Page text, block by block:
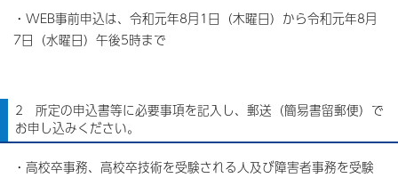
・WEB事前申込は、令和元年8月1日（木曜日）から令和元年8月
7日（水曜日）午後5時まで
2 所定の申込書等に必要事項を記入し、郵送（簡易書留郵便）で
お申し込みください。
・高校卒事務、高校卒技術を受験される人及び障害者事務を受験